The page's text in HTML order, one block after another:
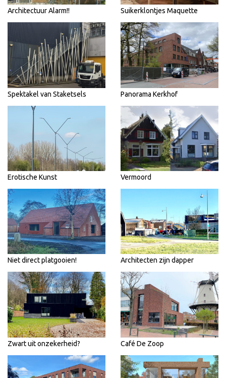
Architectuur Alarm!! Suikerklontjes Maquette
Spektakel van Staketsels Panorama Kerkhof
Erotische Kunst Vermoord
Niet direct platgooien! Architecten zijn dapper
Zwart uit onzekerheid? Café De Zoop